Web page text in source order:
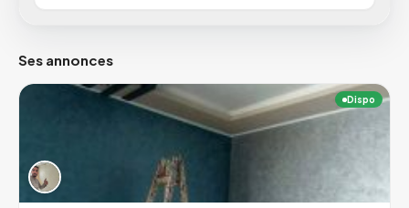
Ses annonces
Dispo